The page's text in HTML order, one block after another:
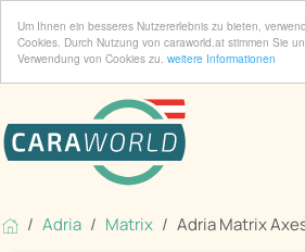
Um Ihnen ein besseres Nutzererlebnis zu bieten,
Cookies. Durch Nutzung von caraworld.at stimmen Sie
Verwendung von Cookies zu. weitere Informationen
Adria Matrix Adria Matrix